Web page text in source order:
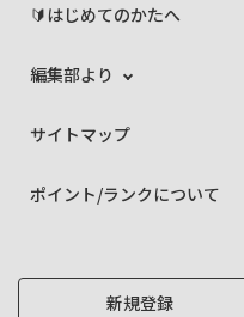
🔰はじめてのかたへ
編集部より
サイトマップ
ポイント/ランクについて
新規登録